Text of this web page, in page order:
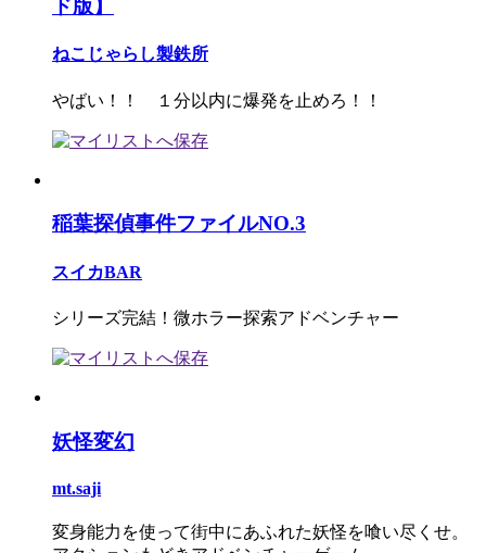
ド版】
ねこじゃらし製鉄所
やばい！！ １分以内に爆発を止めろ！！
稲葉探偵事件ファイルNO.3
スイカBAR
シリーズ完結！微ホラー探索アドベンチャー
妖怪変幻
mt.saji
変身能力を使って街中にあふれた妖怪を喰い尽くせ。